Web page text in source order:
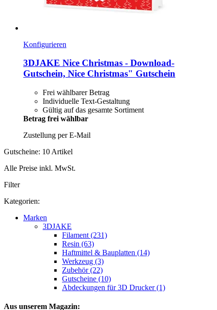
Konfigurieren
3DJAKE Nice Christmas -​ Download-​
Gutschein, Nice Christmas" Gutschein
Frei wählbarer Betrag
Individuelle Text-Gestaltung
Gültig auf das gesamte Sortiment
Betrag frei wählbar
Zustellung per E-Mail
Gutscheine: 10 Artikel
Alle Preise inkl. MwSt.
Filter
Kategorien:
Marken
3DJAKE
Filament (231)
Resin (63)
Haftmittel & Bauplatten (14)
Werkzeug (3)
Zubehör (22)
Gutscheine (10)
Abdeckungen für 3D Drucker (1)
Aus unserem Magazin: